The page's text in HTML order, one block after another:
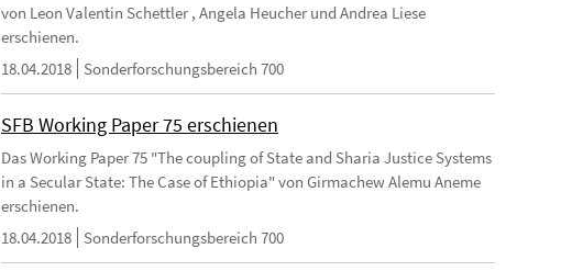
von Leon Valentin Schettler , Angela Heucher und Andrea Liese
erschienen.
18.04.2018
Sonderforschungsbereich 700
SFB Working Paper 75 erschienen
Das Working Paper 75 "The coupling of State and Sharia Justice Systems
in a Secular State: The Case of Ethiopia" von Girmachew Alemu Aneme
erschienen.
18.04.2018
Sonderforschungsbereich 700